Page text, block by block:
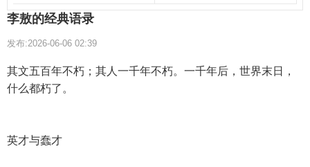
李敖的经典语录
发布:2026-06-06 02:39
其文五百年不朽；其人一千年不朽。一千年后，世界末日，
什么都朽了。
英才与蠢才